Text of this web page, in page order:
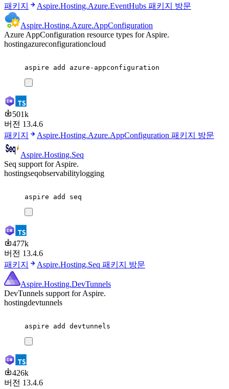
패키지
Aspire.Hosting.Azure.EventHubs 패키지 방문
Aspire.Hosting.Azure.AppConfiguration
Azure AppConfiguration resource types for Aspire.
hostingazureconfigurationcloud
aspire add azure-appconfiguration
501k
버전 13.4.6
패키지
Aspire.Hosting.Azure.AppConfiguration 패키지 방문
Aspire.Hosting.Seq
Seq support for Aspire.
hostingseqobservabilitylogging
aspire add seq
477k
버전 13.4.6
패키지
Aspire.Hosting.Seq 패키지 방문
Aspire.Hosting.DevTunnels
DevTunnels support for Aspire.
hostingdevtunnels
aspire add devtunnels
426k
버전 13.4.6